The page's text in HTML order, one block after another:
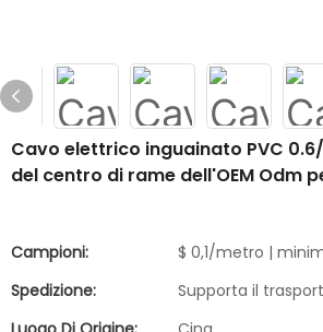
Cavo elettrico inguainato PVC
del centro di rame dell'OEM Odm
Campioni:
$ 0,1/metro |
Spedizione:
Supporta il